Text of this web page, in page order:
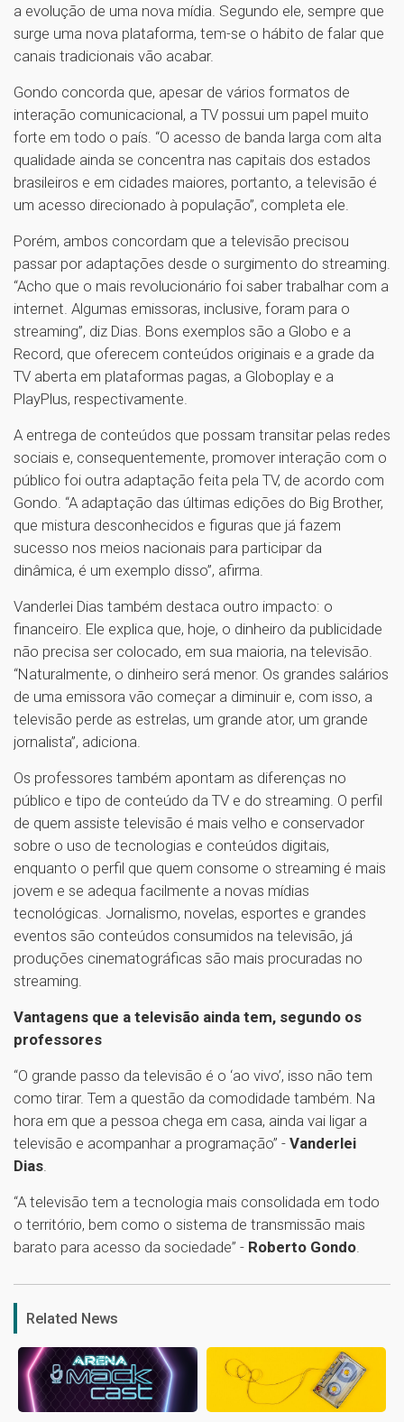
a evolução de uma nova mídia. Segundo ele, sempre que
surge uma nova plataforma, tem-se o hábito de falar que
canais tradicionais vão acabar.
Gondo concorda que, apesar de vários formatos de
interação comunicacional, a TV possui um papel muito
forte em todo o país. “O acesso de banda larga com alta
qualidade ainda se concentra nas capitais dos estados
brasileiros e em cidades maiores, portanto, a televisão é
um acesso direcionado à população”, completa ele.
Porém, ambos concordam que a televisão precisou
passar por adaptações desde o surgimento do streaming.
“Acho que o mais revolucionário foi saber trabalhar com a
internet. Algumas emissoras, inclusive, foram para o
streaming”, diz Dias. Bons exemplos são a Globo e a
Record, que oferecem conteúdos originais e a grade da
TV aberta em plataformas pagas, a Globoplay e a
PlayPlus, respectivamente.
A entrega de conteúdos que possam transitar pelas redes
sociais e, consequentemente, promover interação com o
público foi outra adaptação feita pela TV, de acordo com
Gondo. “A adaptação das últimas edições do Big Brother,
que mistura desconhecidos e figuras que já fazem
sucesso nos meios nacionais para participar da
dinâmica, é um exemplo disso”, afirma.
Vanderlei Dias também destaca outro impacto: o
financeiro. Ele explica que, hoje, o dinheiro da publicidade
não precisa ser colocado, em sua maioria, na televisão.
“Naturalmente, o dinheiro será menor. Os grandes salários
de uma emissora vão começar a diminuir e, com isso, a
televisão perde as estrelas, um grande ator, um grande
jornalista”, adiciona.
Os professores também apontam as diferenças no
público e tipo de conteúdo da TV e do streaming. O perfil
de quem assiste televisão é mais velho e conservador
sobre o uso de tecnologias e conteúdos digitais,
enquanto o perfil que quem consome o streaming é mais
jovem e se adequa facilmente a novas mídias
tecnológicas. Jornalismo, novelas, esportes e grandes
eventos são conteúdos consumidos na televisão, já
produções cinematográficas são mais procuradas no
streaming.
Vantagens que a televisão ainda tem, segundo os
professores
“O grande passo da televisão é o ‘ao vivo’, isso não tem
como tirar. Tem a questão da comodidade também. Na
hora em que a pessoa chega em casa, ainda vai ligar a
televisão e acompanhar a programação” - Vanderlei
Dias
“A televisão tem a tecnologia mais consolidada em todo
o território, bem como o sistema de transmissão mais
barato para acesso da sociedade” - Roberto Gondo
1
Related News